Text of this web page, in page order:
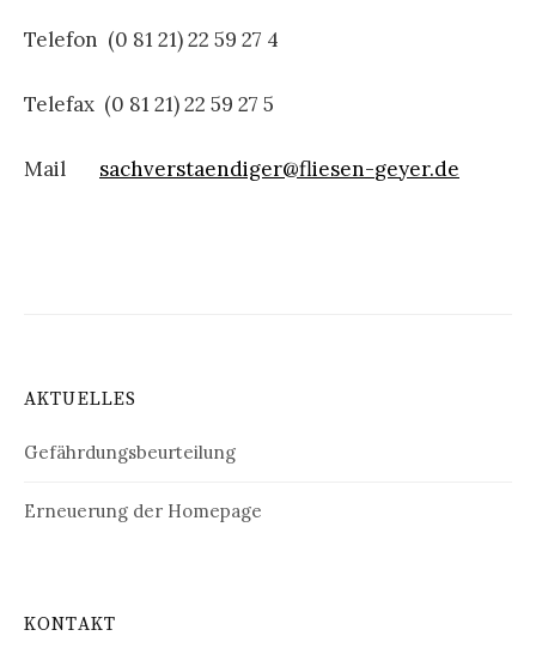
Telefon (0 81 21) 22 59 27 4
Telefax (0 81 21) 22 59 27 5
Mail sachverstaendiger@fliesen-geyer.de
AKTUELLES
Gefährdungsbeurteilung
Erneuerung der Homepage
KONTAKT